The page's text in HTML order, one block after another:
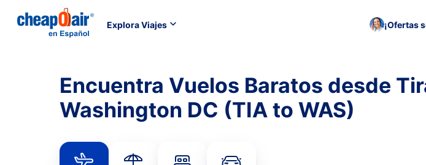
Explora Viajes ¡Ofertas
Encuentra Vuelos Baratos desde
Washington DC (TIA to WAS)